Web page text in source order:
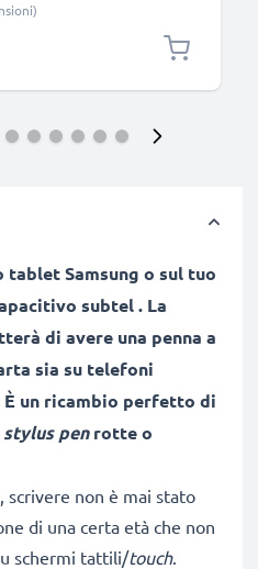
Samsung o sul tuo
subtel. La
di avere una penna a
sia su telefoni
un ricambio perfetto di
stylus penrotte o
scrivere non è mai stato
di una certa età che non
schermi tattili/touch.